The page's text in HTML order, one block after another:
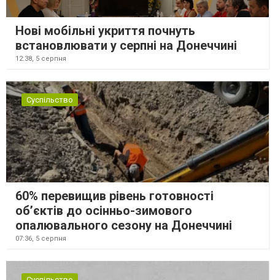
Нові мобільні укриття почнуть
встановлювати у серпні на Донеччині
12:38, 5 серпня
Суспільство
60% перевищив рівень готовності
об’єктів до осінньо-зимового
опалювального сезону на Донеччині
07:36, 5 серпня